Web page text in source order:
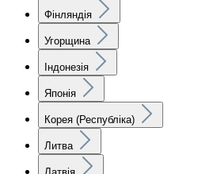
Фінляндія
Угорщина
Індонезія
Японія
Корея (Республіка)
Литва